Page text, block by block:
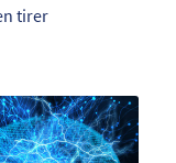
tirer